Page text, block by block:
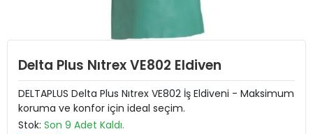
Delta Plus Nıtrex VE802 Eldiven
DELTAPLUS Delta Plus Nıtrex VE802 İş Eldiveni - Maksimum
koruma ve konfor için ideal seçim.
Stok: Son 9 Adet Kaldı.